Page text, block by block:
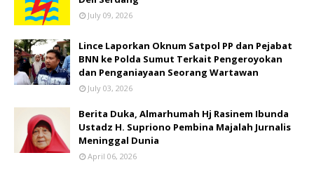
July 09, 2026
Lince Laporkan Oknum Satpol PP dan Pejabat
BNN ke Polda Sumut Terkait Pengeroyokan
dan Penganiayaan Seorang Wartawan
July 03, 2026
Berita Duka, Almarhumah Hj Rasinem Ibunda
Ustadz H. Supriono Pembina Majalah Jurnalis
Meninggal Dunia
April 06, 2026